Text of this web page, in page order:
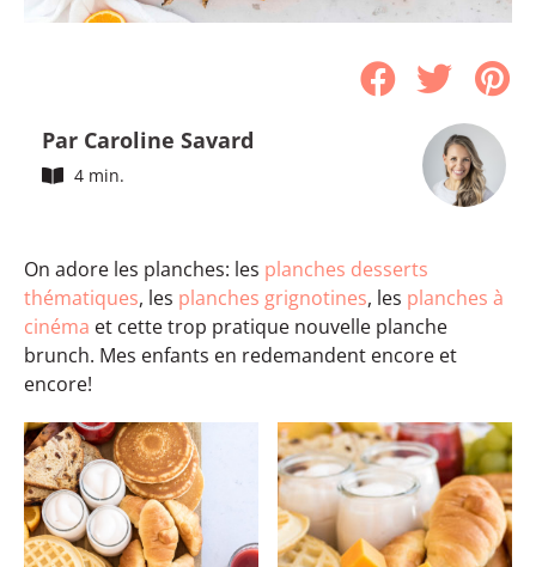
Par Caroline Savard
4 min.
On adore les planches: les planches desserts
thématiques, les planches grignotines, les planches à
cinéma et cette trop pratique nouvelle planche
brunch. Mes enfants en redemandent encore et
encore!